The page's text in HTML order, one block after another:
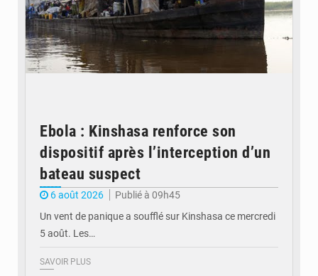
Ebola : Kinshasa renforce son
dispositif après l’interception d’un
bateau suspect
6 août 2026
Publié à 09h45
Un vent de panique a soufflé sur Kinshasa ce mercredi
5 août. Les…
SAVOIR PLUS